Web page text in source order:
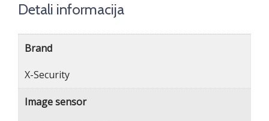
Detali informacija
Brand
X-Security
Image sensor